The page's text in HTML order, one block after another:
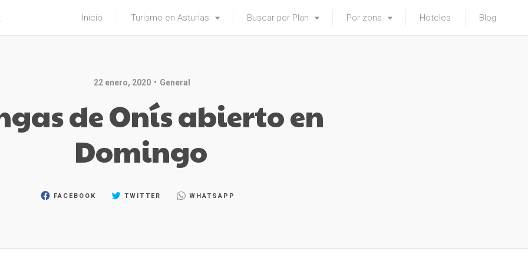
Inicio Turismo en Asturias Buscar por Plan Por zona Hoteles Blog
22 enero, 2020 General
de Onís abierto en
Domingo
FACEBOOK TWITTER WHATSAPP